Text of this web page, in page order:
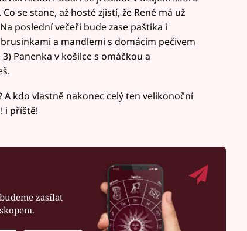
se stane, až hosté zjistí, že René má už
poslední večeři bude zase paštika i
a mandlemi s domácím pečivem
Panenka v košilce s omáčkou a
kdo vlastně nakonec celý ten velikonoční
i příště!
zasílat